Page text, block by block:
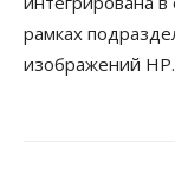
рамках
изображений HP.